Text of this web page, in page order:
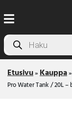
Products
search
Etusivu»Kauppa»
Pro Water Tank / 20L –